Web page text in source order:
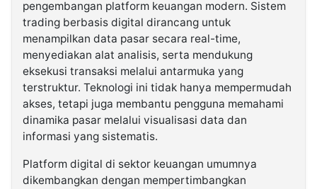
pengembangan platform keuangan modern. Sistem
trading berbasis digital dirancang untuk
menampilkan data pasar secara real-time,
menyediakan alat analisis, serta mendukung
eksekusi transaksi melalui antarmuka yang
terstruktur. Teknologi ini tidak hanya mempermudah
akses, tetapi juga membantu pengguna memahami
dinamika pasar melalui visualisasi data dan
informasi yang sistematis.
Platform digital di sektor keuangan umumnya
dikembangkan dengan mempertimbangkan